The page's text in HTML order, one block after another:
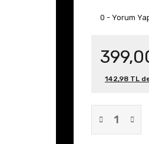
0 - Yorum
142,98 TL